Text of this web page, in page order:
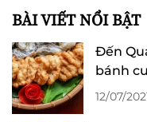
BÀI VIẾT NỔI BẬT
Đến
bánh
thể về
12/07/